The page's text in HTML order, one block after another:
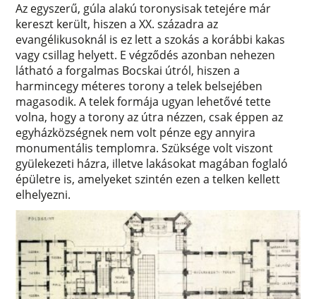
Az egyszerű, gúla alakú toronysisak tetejére már
kereszt került, hiszen a XX. századra az
evangélikusoknál is ez lett a szokás a korábbi kakas
vagy csillag helyett. E végződés azonban nehezen
látható a forgalmas Bocskai útról, hiszen a
harmincegy méteres torony a telek belsejében
magasodik. A telek formája ugyan lehetővé tette
volna, hogy a torony az útra nézzen, csak éppen az
egyházközségnek nem volt pénze egy annyira
monumentális templomra. Szüksége volt viszont
gyülekezeti házra, illetve lakásokat magában foglaló
épületre is, amelyeket szintén ezen a telken kellett
elhelyezni.